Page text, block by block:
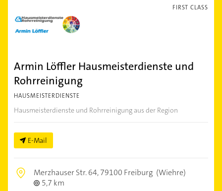
FIRST CLASS
Armin Löffler Hausmeisterdienste und
Rohrreinigung
HAUSMEISTERDIENSTE
Hausmeisterdienste und Rohrreinigung aus der Region
E-Mail
Merzhauser Str. 64,79100 Freiburg (Wiehre)
5,7 km